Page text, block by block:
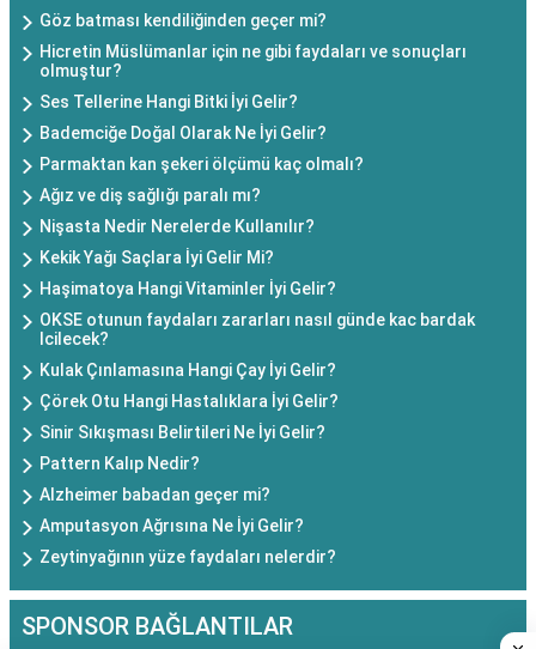
Göz batması kendiliğinden geçer mi?
Hicretin Müslümanlar için ne gibi faydaları ve sonuçları
olmuştur?
Ses Tellerine Hangi Bitki İyi Gelir?
Bademciğe Doğal Olarak Ne İyi Gelir?
Parmaktan kan şekeri ölçümü kaç olmalı?
Ağız ve diş sağlığı paralı mı?
Nişasta Nedir Nerelerde Kullanılır?
Kekik Yağı Saçlara İyi Gelir Mi?
Haşimatoya Hangi Vitaminler İyi Gelir?
OKSE otunun faydaları zararları nasıl günde kac bardak
Icilecek?
Kulak Çınlamasına Hangi Çay İyi Gelir?
Çörek Otu Hangi Hastalıklara İyi Gelir?
Sinir Sıkışması Belirtileri Ne İyi Gelir?
Pattern Kalıp Nedir?
Alzheimer babadan geçer mi?
Amputasyon Ağrısına Ne İyi Gelir?
Zeytinyağının yüze faydaları nelerdir?
SPONSOR BAĞLANTILAR